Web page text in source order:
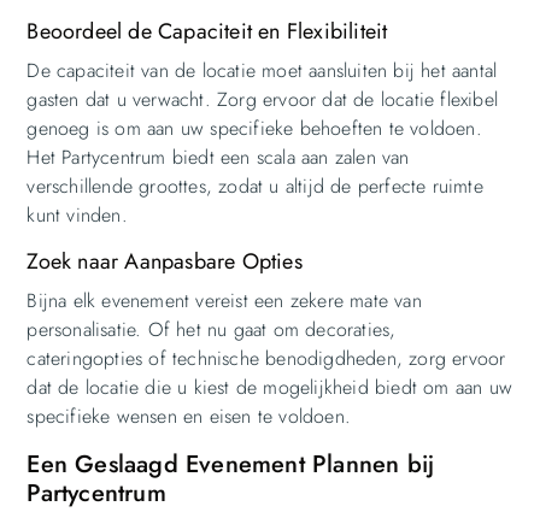
Beoordeel de Capaciteit en Flexibiliteit
De capaciteit van de locatie moet aansluiten bij het aantal
gasten dat u verwacht. Zorg ervoor dat de locatie flexibel
genoeg is om aan uw specifieke behoeften te voldoen.
Het Partycentrum biedt een scala aan zalen van
verschillende groottes, zodat u altijd de perfecte ruimte
kunt vinden.
Zoek naar Aanpasbare Opties
Bijna elk evenement vereist een zekere mate van
personalisatie. Of het nu gaat om decoraties,
cateringopties of technische benodigdheden, zorg ervoor
dat de locatie die u kiest de mogelijkheid biedt om aan uw
specifieke wensen en eisen te voldoen.
Een Geslaagd Evenement Plannen bij
Partycentrum